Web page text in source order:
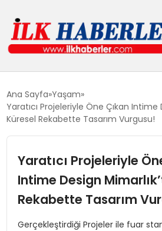
EĞITIM
GÜNDEM
Ana Sayfa Yaşam
Yaratıcı Projeleriyle Öne Çıkan Intime
Küresel Rekabette Tasarım Vurgusu!
Yaratıcı Projeleriyle
Intime Design
Rekabette Tasarım
Gerçekleştirdiği Projeler ile fuar